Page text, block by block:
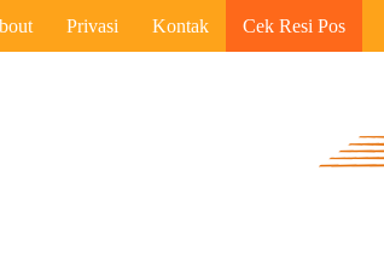
Privasi Kontak Cek Resi Pos